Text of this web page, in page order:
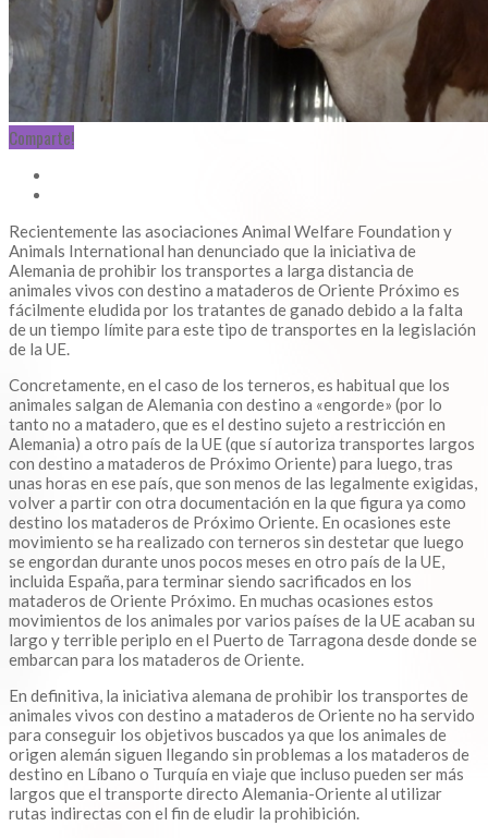
Comparte!
Recientemente las asociaciones Animal Welfare Foundation y
Animals International han denunciado que la iniciativa de
Alemania de prohibir los transportes a larga distancia de
animales vivos con destino a mataderos de Oriente Próximo es
fácilmente eludida por los tratantes de ganado debido a la falta
de un tiempo límite para este tipo de transportes en la legislación
de la UE.
Concretamente, en el caso de los terneros, es habitual que los
animales salgan de Alemania con destino a «engorde» (por lo
tanto no a matadero, que es el destino sujeto a restricción en
Alemania) a otro país de la UE (que sí autoriza transportes largos
con destino a mataderos de Próximo Oriente) para luego, tras
unas horas en ese país, que son menos de las legalmente exigidas,
volver a partir con otra documentación en la que figura ya como
destino los mataderos de Próximo Oriente. En ocasiones este
movimiento se ha realizado con terneros sin destetar que luego
se engordan durante unos pocos meses en otro país de la UE,
incluida España, para terminar siendo sacrificados en los
mataderos de Oriente Próximo. En muchas ocasiones estos
movimientos de los animales por varios países de la UE acaban su
largo y terrible periplo en el Puerto de Tarragona desde donde se
embarcan para los mataderos de Oriente.
En definitiva, la iniciativa alemana de prohibir los transportes de
animales vivos con destino a mataderos de Oriente no ha servido
para conseguir los objetivos buscados ya que los animales de
origen alemán siguen llegando sin problemas a los mataderos de
destino en Líbano o Turquía en viaje que incluso pueden ser más
largos que el transporte directo Alemania-Oriente al utilizar
rutas indirectas con el fin de eludir la prohibición.